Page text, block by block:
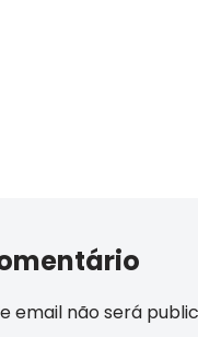
email não será